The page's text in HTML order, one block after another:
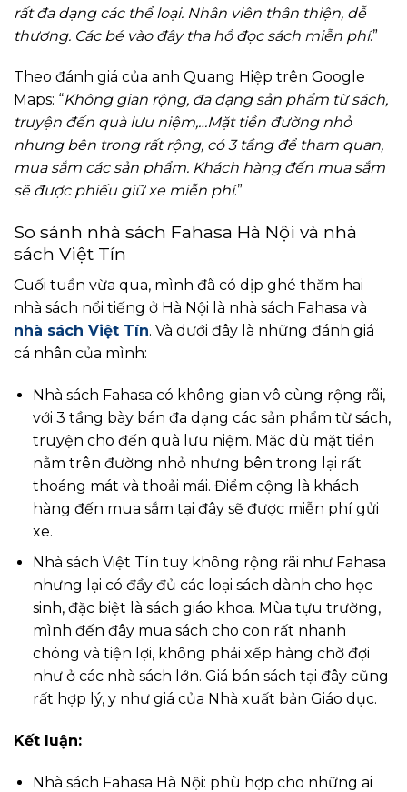
rất đa dạng các thể loại. Nhân viên thân thiện, dễ
thương. Các bé vào đây tha hồ đọc sách miễn phí.”
Theo đánh giá của anh Quang Hiệp trên Google
Maps: “Không gian rộng, đa dạng sản phẩm từ sách,
truyện đến quà lưu niệm,…Mặt tiền đường nhỏ
nhưng bên trong rất rộng, có 3 tầng để tham quan,
mua sắm các sản phẩm. Khách hàng đến mua sắm
sẽ được phiếu giữ xe miễn phí.”
So sánh nhà sách Fahasa Hà Nội và nhà
sách Việt Tín
Cuối tuần vừa qua, mình đã có dịp ghé thăm hai
nhà sách nổi tiếng ở Hà Nội là nhà sách Fahasa và
nhà sách Việt Tín. Và dưới đây là những đánh giá
cá nhân của mình:
Nhà sách Fahasa có không gian vô cùng rộng rãi,
với 3 tầng bày bán đa dạng các sản phẩm từ sách,
truyện cho đến quà lưu niệm. Mặc dù mặt tiền
nằm trên đường nhỏ nhưng bên trong lại rất
thoáng mát và thoải mái. Điểm cộng là khách
hàng đến mua sắm tại đây sẽ được miễn phí gửi
xe.
Nhà sách Việt Tín tuy không rộng rãi như Fahasa
nhưng lại có đầy đủ các loại sách dành cho học
sinh, đặc biệt là sách giáo khoa. Mùa tựu trường,
mình đến đây mua sách cho con rất nhanh
chóng và tiện lợi, không phải xếp hàng chờ đợi
như ở các nhà sách lớn. Giá bán sách tại đây cũng
rất hợp lý, y như giá của Nhà xuất bản Giáo dục.
Kết luận:
Nhà sách Fahasa Hà Nội: phù hợp cho những ai